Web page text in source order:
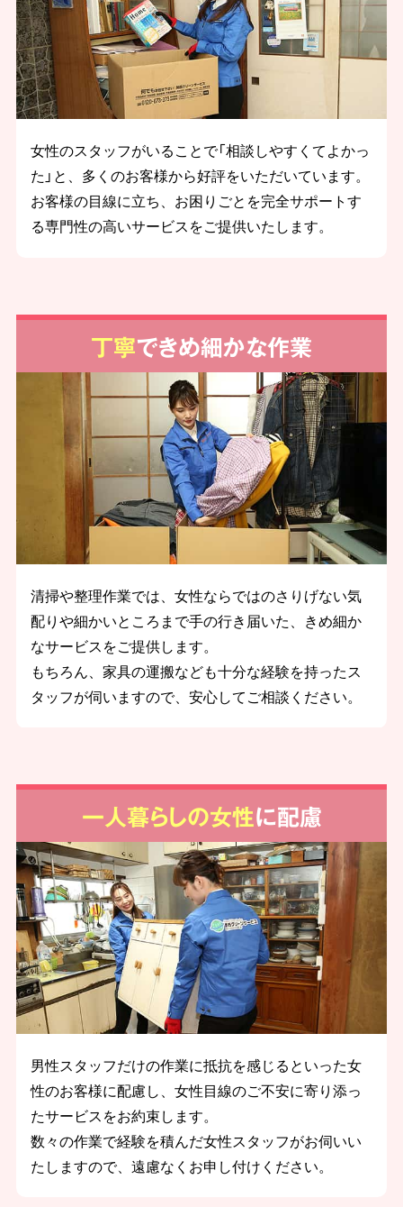
女性のスタッフがいることで「相談しやすくてよかっ
た」と、多くのお客様から好評をいただいています。
お客様の目線に立ち、お困りごとを完全サポートす
る専門性の高いサービスをご提供いたします。
丁寧できめ細かな作業
清掃や整理作業では、女性ならではのさりげない気
配りや細かいところまで手の行き届いた、きめ細か
なサービスをご提供します。
もちろん、家具の運搬なども十分な経験を持ったス
タッフが伺いますので、安心してご相談ください。
一人暮らしの女性に配慮
男性スタッフだけの作業に抵抗を感じるといった女
性のお客様に配慮し、女性目線のご不安に寄り添っ
たサービスをお約束します。
数々の作業で経験を積んだ女性スタッフがお伺いい
たしますので、遠慮なくお申し付けください。